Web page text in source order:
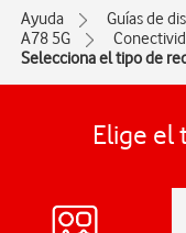
Ayuda Guías de
A78 5G
Selecciona el tipo de
Elige el